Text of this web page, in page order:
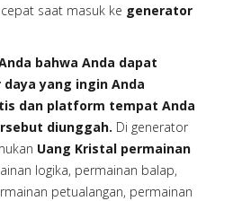
saat masuk ke generator
bahwa Anda dapat
yang ingin Anda
dan platform tempat Anda
diunggah. Di generator
Uang Kristal permainan
logika, permainan balap,
petualangan, permainan